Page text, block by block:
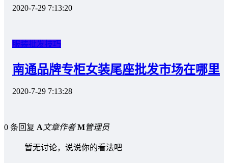
2020-7-29 7:13:20
服装批发技巧
南通品牌专柜女装尾座批发市场在哪里
2020-7-29 7:13:28
0 条回复 A文章作者 M管理员
暂无讨论，说说你的看法吧